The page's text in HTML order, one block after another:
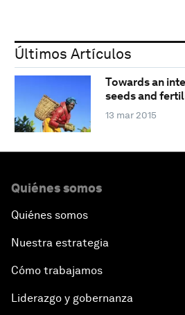
Últimos Artículos
Towards an
seeds and
13 mar 2015
Quiénes somos
Quiénes somos
Nuestra estrategia
Cómo trabajamos
Liderazgo y gobernanza